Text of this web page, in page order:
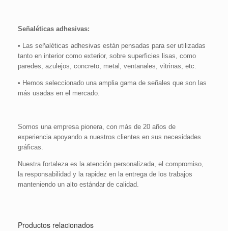
Señaléticas adhesivas:
• Las señaléticas adhesivas están pensadas para ser utilizadas
tanto en interior como exterior, sobre superficies lisas, como
paredes, azulejos, concreto, metal, ventanales, vitrinas, etc.
• Hemos seleccionado una amplia gama de señales que son las
más usadas en el mercado.
Somos una empresa pionera, con más de 20 años de
experiencia apoyando a nuestros clientes en sus necesidades
gráficas.
Nuestra fortaleza es la atención personalizada, el compromiso,
la responsabilidad y la rapidez en la entrega de los trabajos
manteniendo un alto estándar de calidad.
Productos relacionados